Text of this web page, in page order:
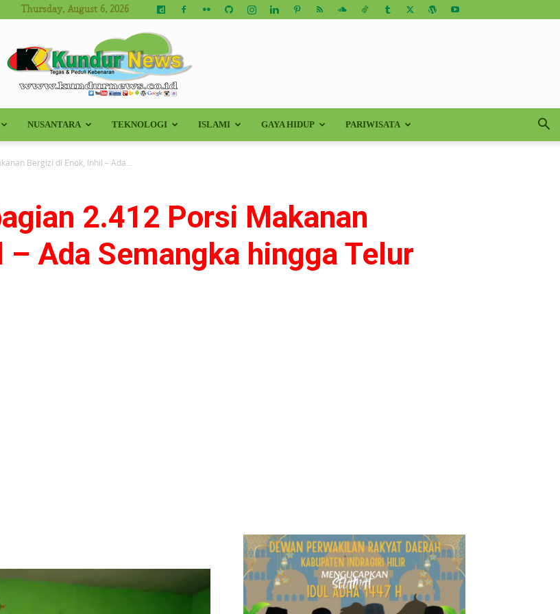
Thursday, August 6, 2026
Kundur
News
NUSANTARA TEKNOLOGI ISLAMI GAYA HIDUP PARIWISATA
Bergizi di Enok, Inhil – Ada...
2.412 Porsi Makanan
Ada Semangka hingga Telur